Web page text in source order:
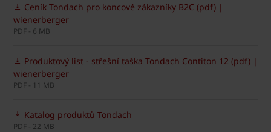
Ceník Tondach pro koncové zákazníky B2C (pdf) |
wienerberger
PDF - 6 MB
Produktový list - střešní taška Tondach Contiton 12 (pdf) |
wienerberger
PDF - 11 MB
Katalog produktů Tondach
PDF - 22 MB